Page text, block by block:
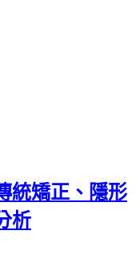
統矯正、隱形
析